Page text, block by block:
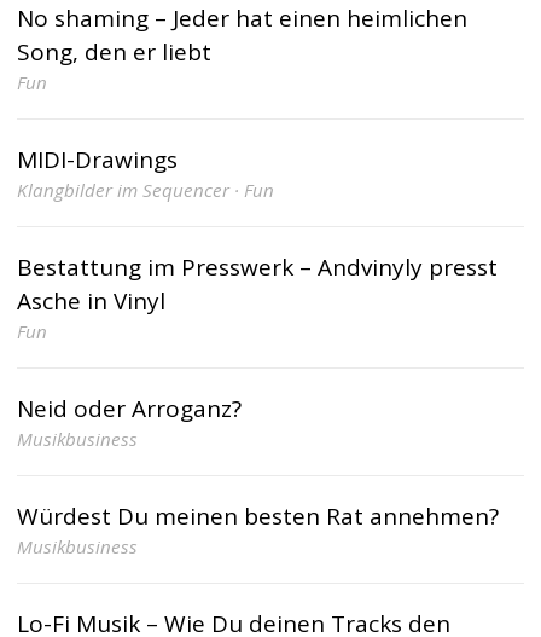
No shaming – Jeder hat einen heimlichen
Song, den er liebt
Fun
MIDI-Drawings
Klangbilder im Sequencer · Fun
Bestattung im Presswerk – Andvinyly presst
Asche in Vinyl
Fun
Neid oder Arroganz?
Musikbusiness
Würdest Du meinen besten Rat annehmen?
Musikbusiness
Lo-Fi Musik – Wie Du deinen Tracks den